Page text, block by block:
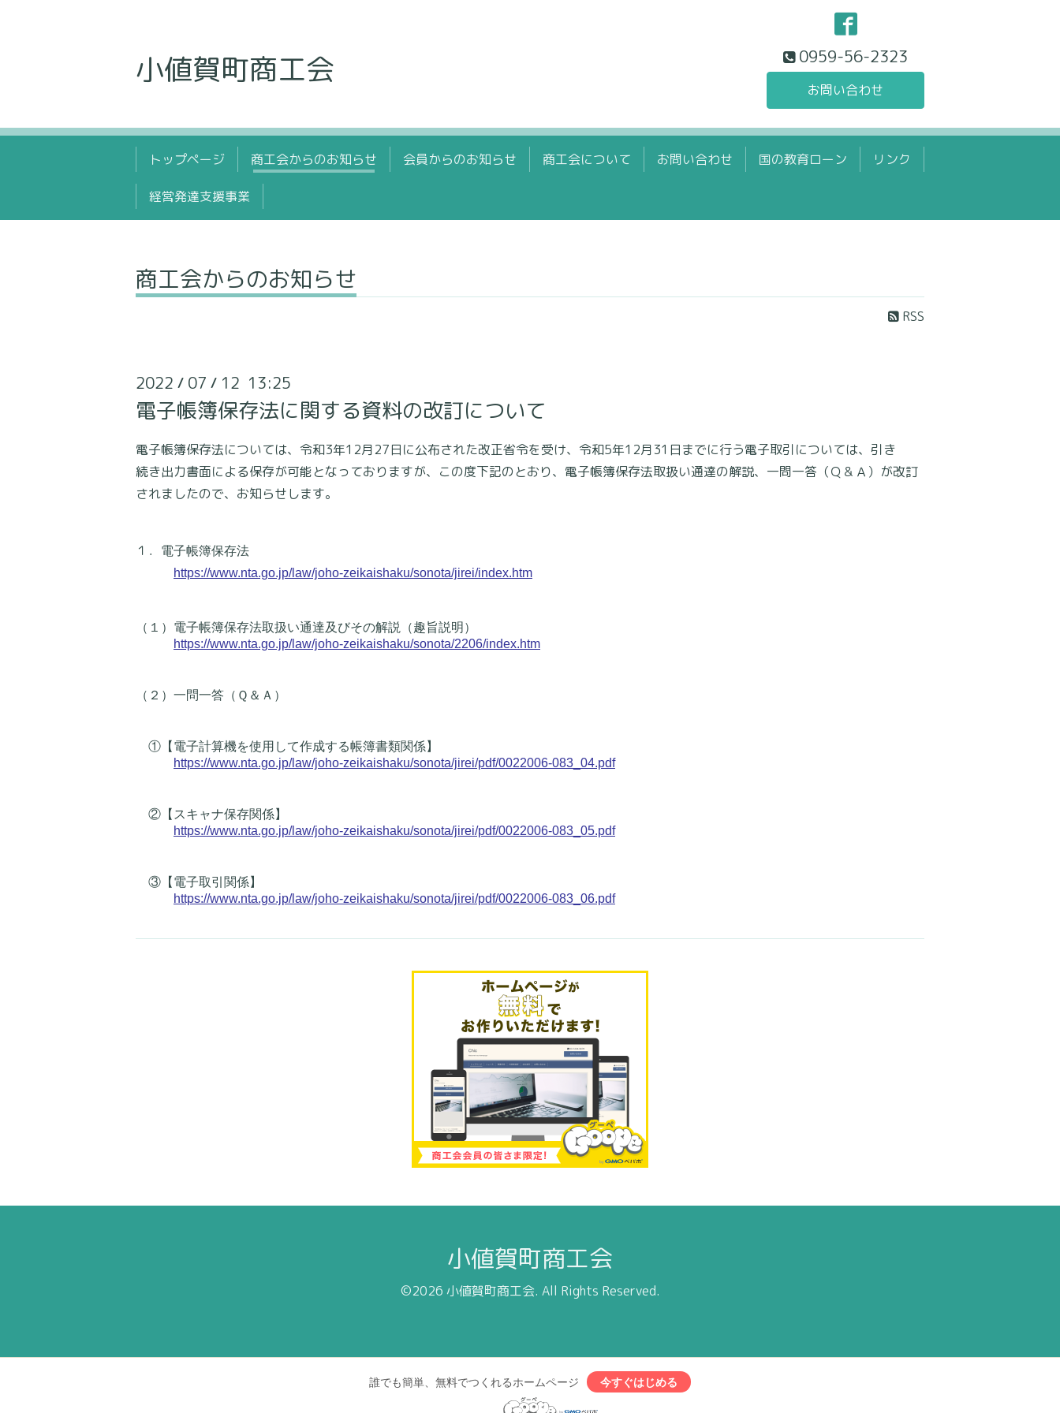
小値賀町商工会 0959-56-2323
お問い合わせ
トップページ 商工会からのお知らせ 会員からのお知らせ 商工会について お問い合わせ 国の教育ローン リンク
経営発達支援事業
商工会からのお知らせ
RSS
2022 / 07 / 12 13:25
電子帳簿保存法に関する資料の改訂について
電子帳簿保存法については、令和3年12月27日に公布された改正省令を受け、令和5年12月31日までに行う電子取引については、引き
続き出力書面による保存が可能となっておりますが、この度下記のとおり、電子帳簿保存法取扱い通達の解説、一問一答（Ｑ＆Ａ）が改訂
されましたので、お知らせします。
１．
電子帳簿保存法
https://www.nta.go.jp/law/joho-zeikaishaku/sonota/jirei/index.htm
（１）電子帳簿保存法取扱い通達及びその解説（趣旨説明）
https://www.nta.go.jp/law/joho-zeikaishaku/sonota/2206/index.htm
（２）一問一答（Ｑ＆Ａ）
①【電子計算機を使用して作成する帳簿書類関係】
https://www.nta.go.jp/law/joho-zeikaishaku/sonota/jirei/pdf/0022006-083_04.pdf
②【スキャナ保存関係】
https://www.nta.go.jp/law/joho-zeikaishaku/sonota/jirei/pdf/0022006-083_05.pdf
③【電子取引関係】
https://www.nta.go.jp/law/joho-zeikaishaku/sonota/jirei/pdf/0022006-083_06.pdf
小値賀町商工会
©2026 小値賀町商工会. All Rights Reserved.
誰でも簡単、無料でつくれるホームページ 今すぐはじめる